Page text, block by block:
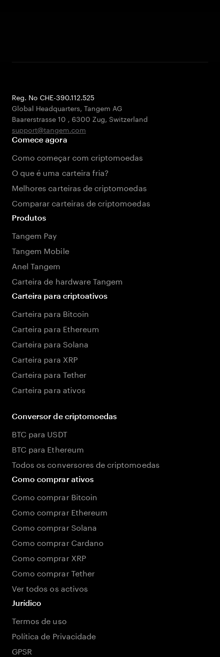
Reg. No CHE-390.112.525
Global Headquarters, Tangem AG
Baarerstrasse 10 , 6300 Zug, Switzerland
support@tangem.com
Comece agora
Como começar com criptomoedas
O que é uma carteira fria?
Melhores carteiras de criptomoedas
Comparar carteiras de criptomoedas
Produtos
Tangem Pay
Tangem Mobile
Anel Tangem
Carteira de hardware Tangem
Carteira para criptoativos
Carteira para Bitcoin
Carteira para Ethereum
Carteira para Solana
Carteira para XRP
Carteira para Tether
Carteira para ativos
Conversor de criptomoedas
BTC para USDT
BTC para Ethereum
Todos os conversores de criptomoedas
Como comprar ativos
Como comprar Bitcoin
Como comprar Ethereum
Como comprar Solana
Como comprar Cardano
Como comprar XRP
Como comprar Tether
Ver todos os activos
Jurídico
Termos de uso
Política de Privacidade
GPSR